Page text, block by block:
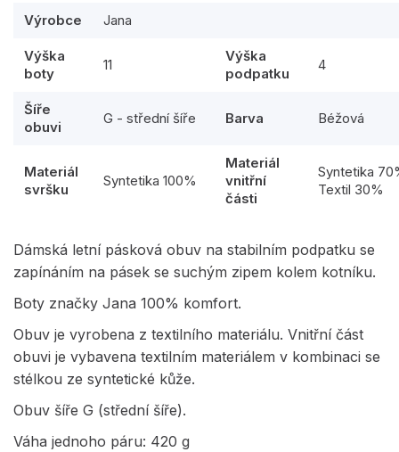
Výrobce Jana
Výška
boty
11
Výška
podpatku
4
Šíře
obuvi
G - střední šíře Barva Béžová
Materiál
svršku
Syntetika 100%
Materiál
vnitřní
části
Syntetika
Textil 30%
Dámská letní pásková obuv na stabilním podpatku se
zapínáním na pásek se suchým zipem kolem kotníku.
Boty značky Jana 100% komfort.
Obuv je vyrobena z textilního materiálu. Vnitřní část
obuvi je vybavena textilním materiálem v kombinaci se
stélkou ze syntetické kůže.
Obuv šíře G (střední šíře).
Váha jednoho páru: 420 g